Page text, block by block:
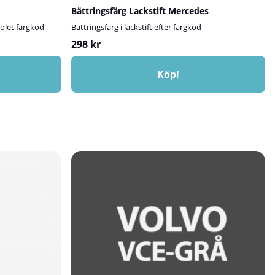
färgkod
Bättringsfärg Lackstift Mercedes
Bättringsfärg i lackstift efter färgkod
298 kr
Köp!